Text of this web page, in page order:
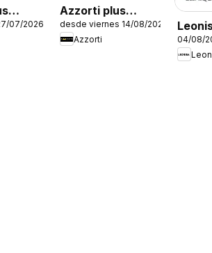
07/2026
Azzorti plus
catálogo -
Campaña 13
desde viernes 14/08/2026
Azzorti
04/08/